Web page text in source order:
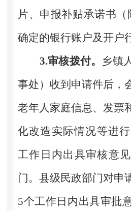
片、申报补贴承诺书（
确定的银行账户及开户
3.审核拨付。
乡镇
事处）收到申请件后，
老年人家庭信息、发票
化改造实际情况等进行
工作日内出具审核意
门。县级民政部门对申
5个工作日内出具审批